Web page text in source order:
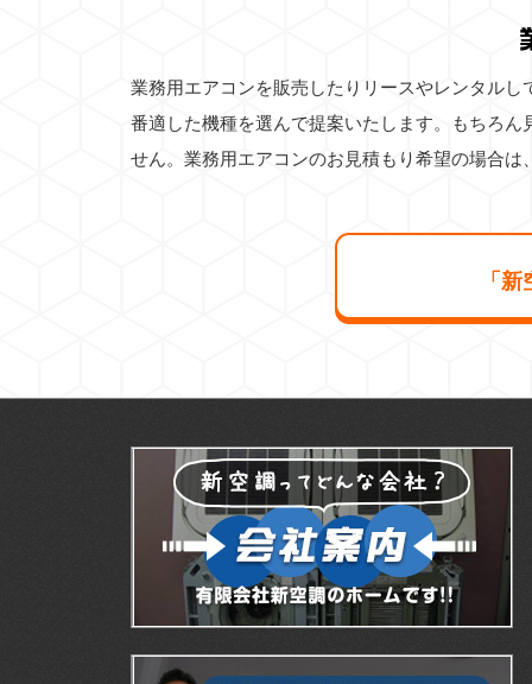
業務用エアコンを販売したりリースやレンタル
番適した機種を選んで提案いたします。もちろ
せん。業務用エアコンのお見積もり希望の場合
「